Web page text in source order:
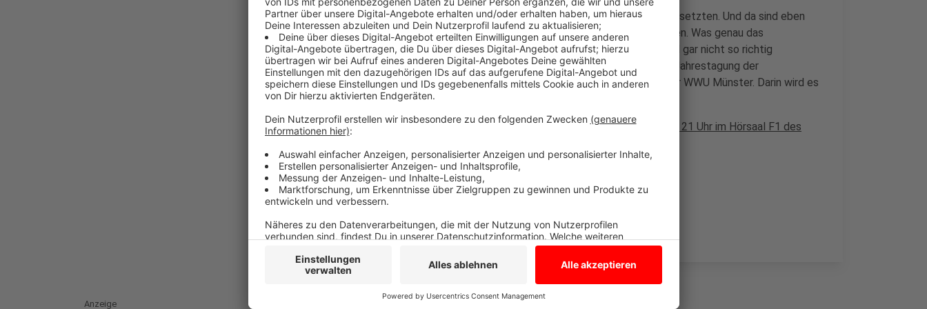
Umso mehr müssen wir uns mit dem Insektensterben auseinandersetzten. Und da sind eben
nicht nur Bienen von betroffen, sondern auch viele andere Insekten. Was genau das
Insektensterben für uns beduetet, können sich viele von uns wohl gar nicht so richtig
vorstellen. Daher gibts nächste Woche Dienstag im Rahmen der Jahrestagung der
Gesellschaft für Ökologie einen öffentlichen Abendvortrag an der WWU Münster. Darin wird es
um Ursachen und Folgen des Insektensterbens gehen.
Ort und Zeit des kostenlosen Vortrags: 10. September von 20 bis 21 Uhr im Hörsaal F1 des
Alle Infos zum Vortrag findet Ihr hier.
Anzeige
Anzeige